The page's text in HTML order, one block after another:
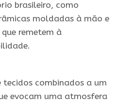
brasileiro, como
moldadas à mão e
remetem à
tecidos combinados a um
evocam uma atmosfera